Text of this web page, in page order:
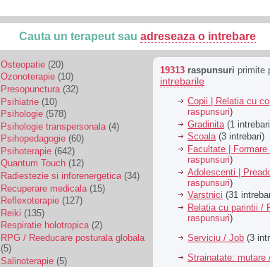
Cauta un terapeut sau adreseaza o intrebare
Osteopatie (20)
Ozonoterapie (10)
Presopunctura (32)
Psihiatrie (10)
Psihologie (578)
Psihologie transpersonala (4)
Psihopedagogie (60)
Psihoterapie (642)
Quantum Touch (12)
Radiestezie si inforenergetica(34)
Recuperare medicala (15)
Reflexoterapie (127)
Reiki (135)
Respiratie holotropica(2)
RPG / Reeducare posturala globala
(5)
Salinoterapie (5)
19313 raspunsuri primite
intrebarile
Copii | Relatia cu
raspunsuri)
Gradinita (1
Scoala(3 intrebari)
Facultate |
raspunsuri)
Adolescenti |
raspunsuri)
Varstnici (31
Relatia cu parintii /
raspunsuri)
Serviciu / Job (3
Strainatate: mutare